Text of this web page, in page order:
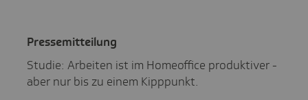
Pres­se­mit­tei­lung
Studie: Arbeiten ist im Homeoffice produktiver -
aber nur bis zu einem Kipppunkt.